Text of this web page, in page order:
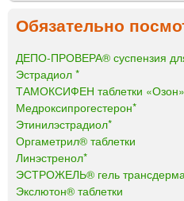
Обязательно
ДЕПО-ПРОВЕРА® суспензия
Эстрадиол *
ТАМОКСИФЕН таблетки «Озон»
Медроксипрогестерон*
Этинилэстрадиол*
Оргаметрил® таблетки
Линэстренол*
ЭСТРОЖЕЛЬ® гель
Экслютон® таблетки